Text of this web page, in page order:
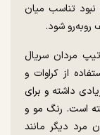
تناسب میان
روبه‌رو شود.
از المان‌های دهه ۵۰ در تیپ مردان سریال
از کراوات و
داشته و برای
است. رنگ مو و
مرد دیگر مانند